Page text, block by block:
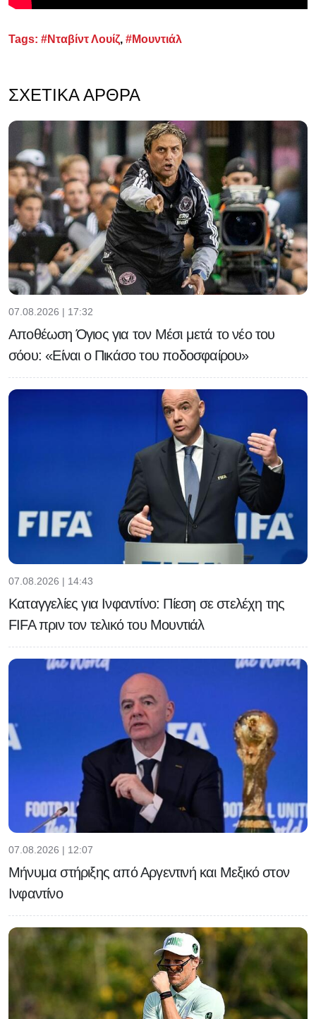
Tags: #Νταβίντ Λουίζ, #Μουντιάλ
ΣΧΕΤΙΚΆ ΆΡΘΡΑ
07.08.2026 | 17:32
Αποθέωση Όγιος για τον Μέσι μετά το νέο του
σόου: «Είναι ο Πικάσο του ποδοσφαίρου»
07.08.2026 | 14:43
Καταγγελίες για Ινφαντίνο: Πίεση σε στελέχη της
FIFA πριν τον τελικό του Μουντιάλ
07.08.2026 | 12:07
Μήνυμα στήριξης από Αργεντινή και Μεξικό στον
Ινφαντίνο